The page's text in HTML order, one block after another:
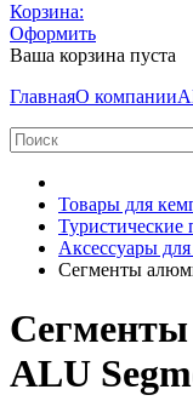
Корзина:
Оформить
Ваша корзина пуста
ГлавнаяО компании
Товары для
Туристические
Аксессуары
Сегменты
Сегменты
ALU